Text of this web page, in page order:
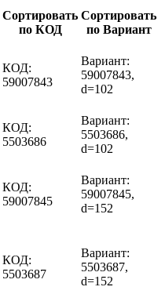
Сортировать
по КОД
Сортировать
по Вариант
КОД:
59007843
Вариант:
59007843,
d=102
КОД:
5503686
Вариант:
5503686,
d=102
КОД:
59007845
Вариант:
59007845,
d=152
КОД:
5503687
Вариант:
5503687,
d=152